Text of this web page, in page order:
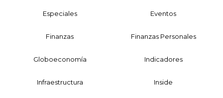
Especiales Eventos
Finanzas Finanzas Personales
Globoeconomía Indicadores
Infraestructura Inside